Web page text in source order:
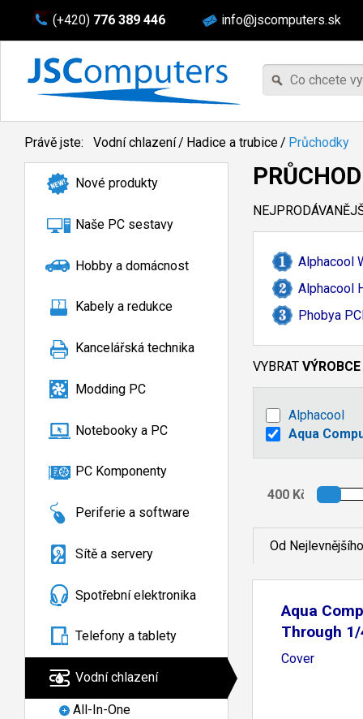
(+420) 776 389 446 info@jscomputers.sk
Právě jste: Vodní chlazení/ Hadice a trubice/ Průchodky
Nové produkty
Naše PC sestavy
Hobby a domácnost
Kabely a redukce
Kancelářská technika
Modding PC
Notebooky a PC
PC Komponenty
Periferie a software
Sítě a servery
Spotřební elektronika
Telefony a tablety
Vodní chlazení
All-In-One
Alphacool
Alphacool
Phobya
VYBRAT VÝROBCE
Alphacool
Aqua
Od Nejlevnějšího
Aqua
Through
Cover